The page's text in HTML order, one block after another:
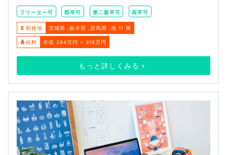
フリーター可 既卒可 第二新卒可 高卒可
勤務地 茨城県 栃木県 群馬県 他 11 県
給料 年収 264万円 ~ 315万円
もっと詳しくみる